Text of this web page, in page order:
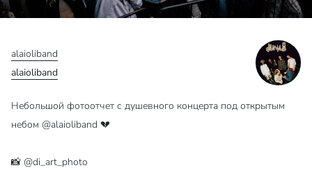
alaioliband
alaioliband
Небольшой фотоотчет с душевного концерта под открытым
небом @alaioliband 💔
📸 @di_art_photo